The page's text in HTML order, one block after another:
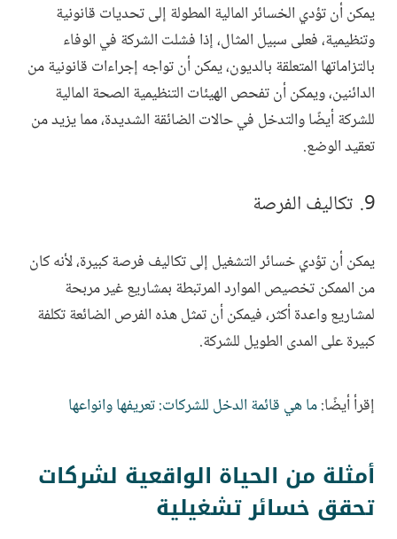
يمكن أن تؤدي الخسائر المالية المطولة إلى تحديات قانونية
وتنظيمية، فعلى سبيل المثال، إذا فشلت الشركة في الوفاء
بالتزاماتها المتعلقة بالديون، يمكن أن تواجه إجراءات قانونية من
الدائنين، ويمكن أن تفحص الهيئات التنظيمية الصحة المالية
للشركة أيضًا والتدخل في حالات الضائقة الشديدة، مما يزيد من
تعقيد الوضع.
تكاليف الفرصة
يمكن أن تؤدي خسائر التشغيل إلى تكاليف فرصة كبيرة، لأنه كان
من الممكن تخصيص الموارد المرتبطة بمشاريع غير مربحة
لمشاريع واعدة أكثر، فيمكن أن تمثل هذه الفرص الضائعة تكلفة
كبيرة على المدى الطويل للشركة.
إقرأ أيضًا:ما هي قائمة الدخل للشركات: تعريفها وانواعها
أمثلة من الحياة الواقعية لشركات
تحقق خسائر تشغيلية